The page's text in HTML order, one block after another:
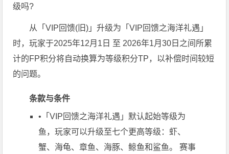
级吗?
从「VIP回馈(旧)」升级为「VIP回馈之海洋礼遇」
时，玩家于2025年12月1日 至 2026年1月30日之间所累
计的FP积分将自动换算为等级积分TP，以补偿时间较短
的问题。
条款与条件
•「VIP回馈之海洋礼遇」默认起始等级为
鱼，玩家可以升级至七个更高等级：虾、
蟹、海龟、章鱼、海豚、鲸鱼和鲨鱼。 赛事